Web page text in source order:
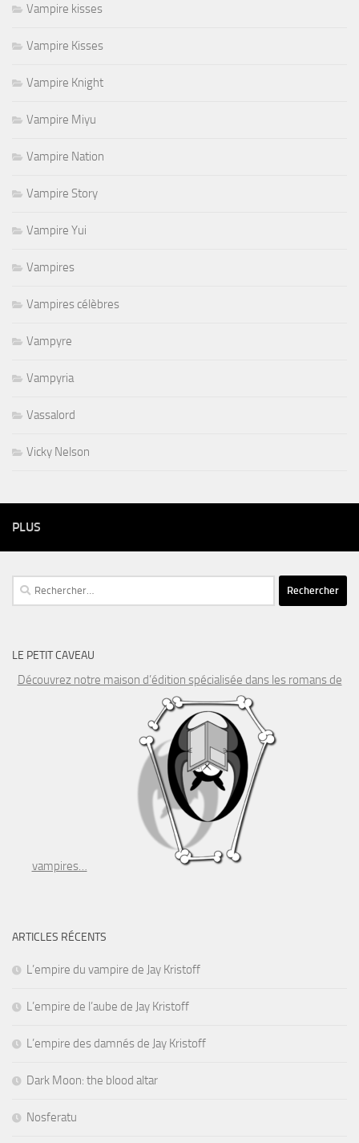
Vampire kisses
Vampire Kisses
Vampire Knight
Vampire Miyu
Vampire Nation
Vampire Story
Vampire Yui
Vampires
Vampires célèbres
Vampyre
Vampyria
Vassalord
Vicky Nelson
PLUS
Rechercher :
LE PETIT CAVEAU
Découvrez notre maison d’édition spécialisée dans les romans de
vampires…
ARTICLES RÉCENTS
L’empire du vampire de Jay Kristoff
L’empire de l’aube de Jay Kristoff
L’empire des damnés de Jay Kristoff
Dark Moon: the blood altar
Nosferatu